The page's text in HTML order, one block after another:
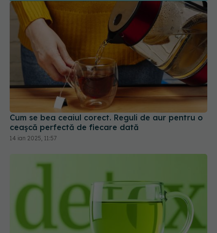
Cum se bea ceaiul corect. Reguli de aur pentru o
ceașcă perfectă de fiecare dată
14 ian 2025, 11:57